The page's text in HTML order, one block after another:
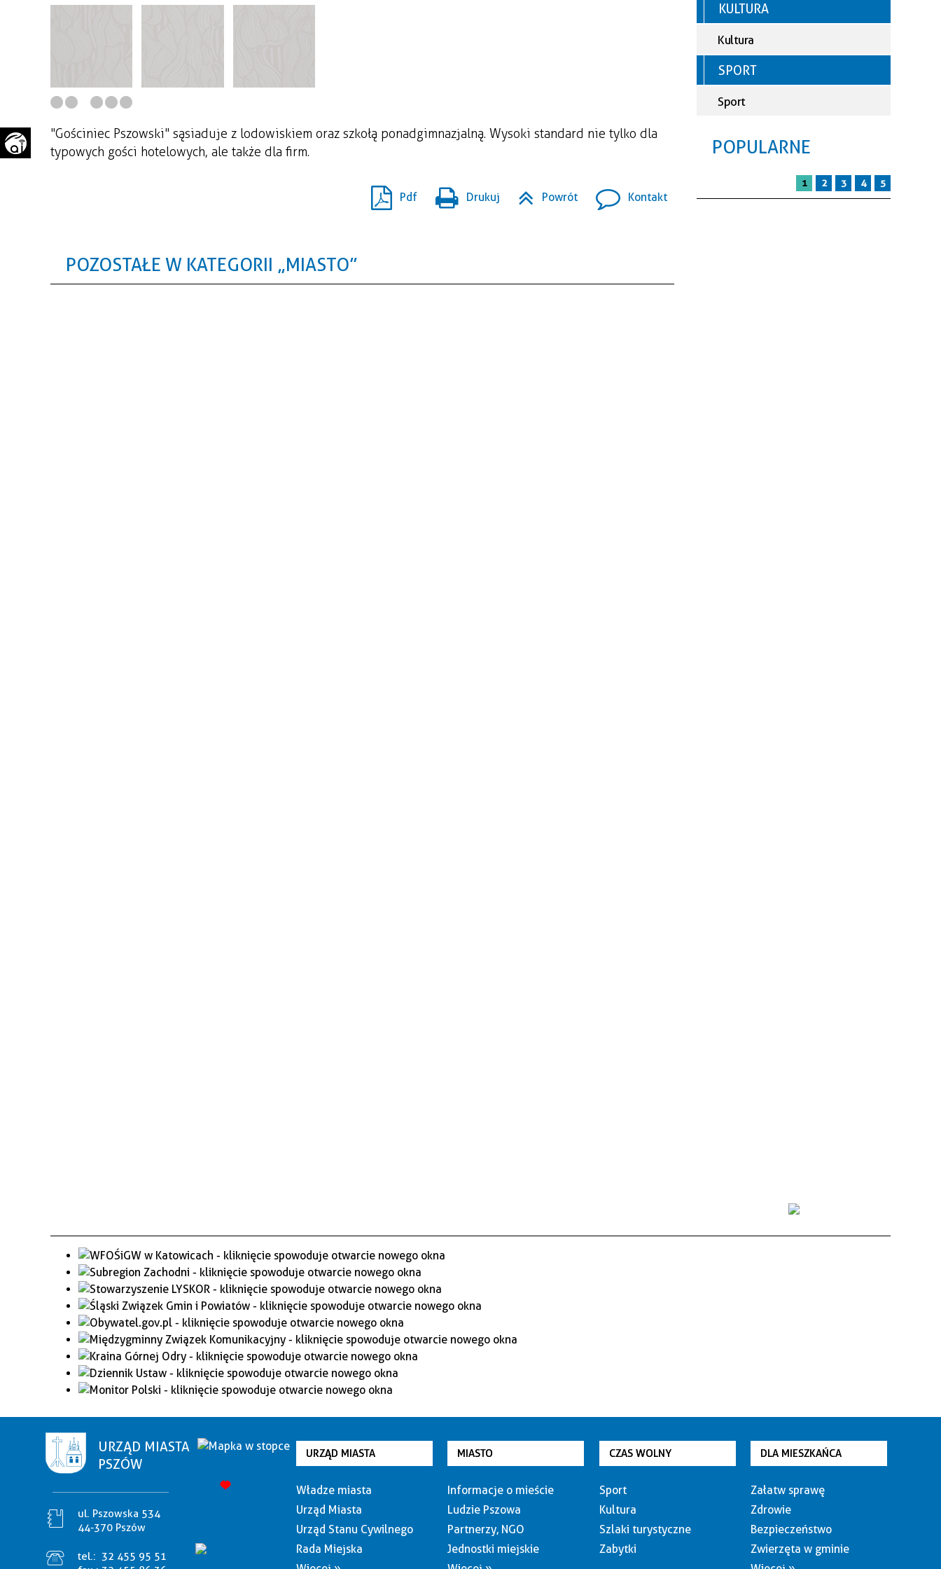
"Gościniec Pszowski" sąsiaduje z lodowiskiem oraz szkołą ponadgimnazjalną. Wysoki standard nie tylko dla
typowych gości hotelowych, ale także dla firm.
Pdf Drukuj Powrót Kontakt
POZOSTAŁE W KATEGORII „MIASTO”
KULTURA
Kultura
SPORT
Sport
POPULARNE
1 2 3 4 5
URZĄD MIASTA
PSZÓW
ul. Pszowska 534
44-370 Pszów
tel.: 32 455 95 51
URZĄD MIASTA
Władze miasta
Urząd Miasta
Urząd Stanu Cywilnego
Rada Miejska
MIASTO
Informacje o mieście
Ludzie Pszowa
Partnerzy, NGO
Jednostki miejskie
CZAS WOLNY
Sport
Kultura
Szlaki turystyczne
Zabytki
DLA MIESZKAŃCA
Załatw sprawę
Zdrowie
Bezpieczeństwo
Zwierzęta w gminie